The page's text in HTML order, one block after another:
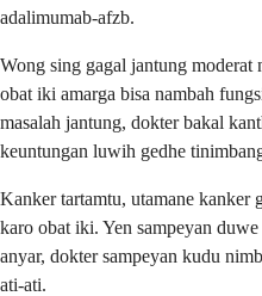
adalimumab-afzb.
Wong sing gagal jantung
obat iki amarga bisa nambah
masalah jantung, dokter bakal
keuntungan luwih gedhe
Kanker tartamtu, utamane
karo obat iki. Yen sampeyan
anyar, dokter sampeyan kudu
ati-ati.